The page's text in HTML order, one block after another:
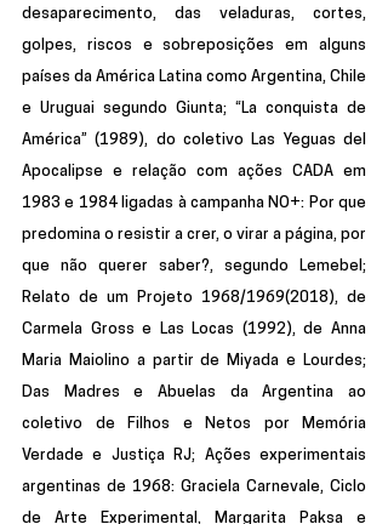
desaparecimento, das veladuras, cortes,
golpes, riscos e sobreposições em alguns
países da América Latina como Argentina, Chile
e Uruguai segundo Giunta; “La conquista de
América” (1989), do coletivo Las Yeguas del
Apocalipse e relação com ações CADA em
1983 e 1984 ligadas à campanha NO+: Por que
predomina o resistir a crer, o virar a página, por
que não querer saber?, segundo Lemebel;
Relato de um Projeto 1968/1969(2018), de
Carmela Gross e Las Locas (1992), de Anna
Maria Maiolino a partir de Miyada e Lourdes;
Das Madres e Abuelas da Argentina ao
coletivo de Filhos e Netos por Memória
Verdade e Justiça RJ; Ações experimentais
argentinas de 1968: Graciela Carnevale, Ciclo
de Arte Experimental, Margarita Paksa e